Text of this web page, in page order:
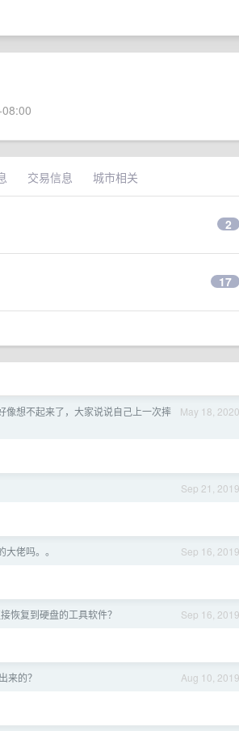
交易信息 城市相关
2
17
May 18, 2020
像想不起来了，大家说说自己上一次摔
Sep 21, 2019
Sep 16, 2019
佬吗。。
Sep 16, 2019
恢复到硬盘的工具软件？
Aug 10, 2019
来的？